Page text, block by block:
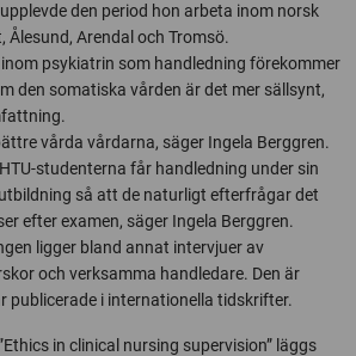
den period hon arbeta inom norsk
Ålesund, Arendal och Tromsö.
psykiatrin som handledning förekommer
den somatiska vården är det mer sällsynt,
vårda vårdarna, säger Ingela Berggren.
studenterna får handledning under sin
så att de naturligt efterfrågar det
efter examen, säger Ingela Berggren.
ligger bland annat intervjuer av
och verksamma handledare. Den är
publicerade i internationella tidskrifter.
in clinical nursing supervision” läggs